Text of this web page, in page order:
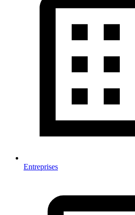
Entreprises